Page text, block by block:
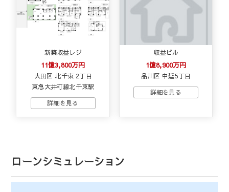
新築収益レジ
11億3,800万円
大田区 北千束 2丁目
東急大井町線北千束駅
収益ビル
1億8,900万円
品川区 中延5丁目
ローンシミュレーション